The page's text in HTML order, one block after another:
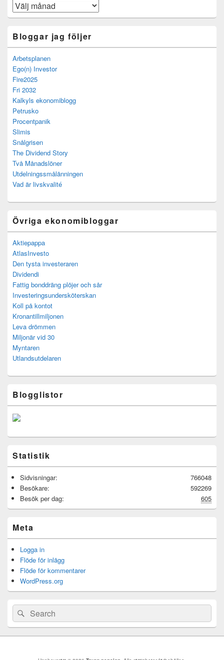
Arkiv
Bloggar jag följer
Arbetsplanen
Ego(n) Investor
Fire2025
Fri 2032
Kalkyls ekonomiblogg
Petrusko
Procentpanik
Slimis
Snålgrisen
The Dividend Story
Två Månadslöner
Utdelningssmålänningen
Vad är livskvalité
Övriga ekonomibloggar
Aktiepappa
AtlasInvesto
Den tysta investeraren
Dividendi
Fattig bonddräng plöjer och sår
Investeringsundersköterskan
Koll på kontot
Kronantillmiljonen
Leva drömmen
Miljonär vid 30
Myntaren
Utlandsutdelaren
Blogglistor
Statistik
766048
Sidvisningar:
592269
Besökare:
605
Besök per dag:
Meta
Logga in
Flöde för inlägg
Flöde för kommentarer
WordPress.org
Sök
efter:
Sök